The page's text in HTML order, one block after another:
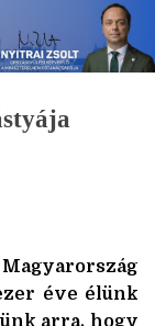
éve élünk
arra, hogy